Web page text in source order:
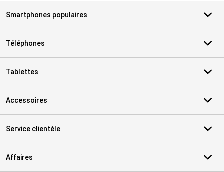
Smartphones populaires
Téléphones
Tablettes
Accessoires
Service clientèle
Affaires